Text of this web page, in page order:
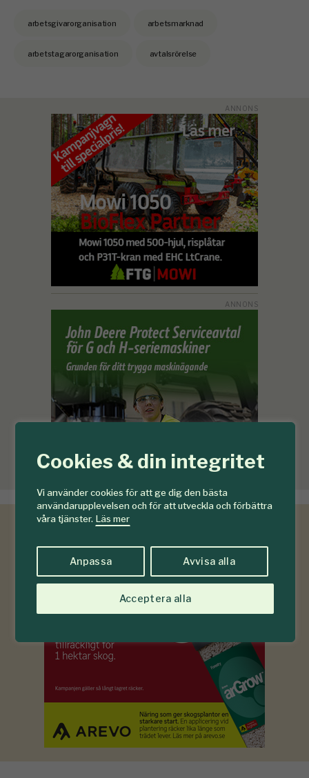
Cookies & din integritet
Vi använder cookies för att ge dig den bästa
användarupplevelsen och för att utveckla och förbättra
våra tjänster. Läs mer
Anpassa Avvisa alla
Acceptera alla
arbetsgivarorganisation arbetsmarknad
arbetstagarorganisation avtalsrörelse